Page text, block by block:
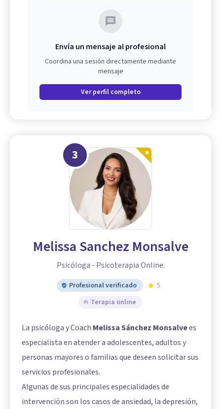
Envía un mensaje al profesional
Coordina una sesión directamente mediante
mensaje
Ver perfil completo
3
Melissa Sanchez Monsalve
Psicóloga - Psicoterapia Online.
Profesional verificado
5
Terapia online
La psicóloga y Coach Melissa Sánchez Monsalvees
especialista en atender a adolescentes, adultos y
personas mayores o familias que deseen solicitar sus
servicios profesionales.
Algunas de sus principales especialidades de
intervención son los casos de ansiedad, la depresión,